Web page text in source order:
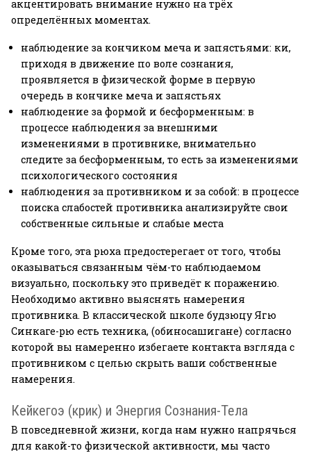
акцентировать внимание нужно на трёх
определённых моментах.
наблюдение за кончиком меча и запястьями: ки,
приходя в движение по воле сознания,
проявляется в физической форме в первую
очередь в кончике меча и запястьях
наблюдение за формой и бесформенным: в
процессе наблюдения за внешними
изменениями в противнике, внимательно
следите за бесформенным, то есть за изменениями
психологического состояния
наблюдения за противником и за собой: в процессе
поиска слабостей противника анализируйте свои
собственные сильные и слабые места
Кроме того, эта рюха предостерегает от того, чтобы
оказываться связанным чём-то наблюдаемом
визуально, поскольку это приведёт к поражению.
Необходимо активно выяснять намерения
противника. В классической школе будзюцу Ягю
Синкаге-рю есть техника, (обиносашигане) согласно
которой вы намеренно избегаете контакта взгляда с
противником с целью скрыть ваши собственные
намерения.
Кейкегоэ (крик) и Энергия Сознания-Тела
В повседневной жизни, когда нам нужно напрячься
для какой-то физической активности, мы часто